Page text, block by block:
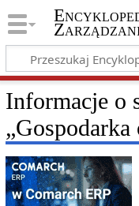
Informacje o
„Gospodarka